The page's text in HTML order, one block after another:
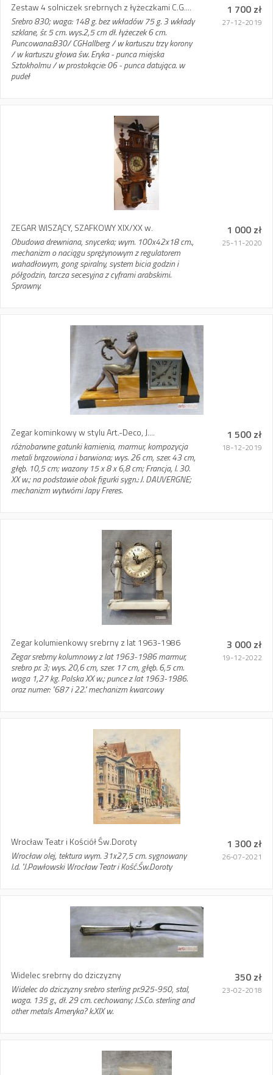
Zestaw 4 solniczek srebrnych z łyżeczkami C.G....
Srebro 830; waga: 148 g. bez wkładów 75 g. 3 wkłady
szklane, śr. 5 cm. wys.2,5 cm dł. łyżeczek 6 cm.
Puncowana:830/ CGHallberg / w kartuszu trzy korony
/ w kartuszu głowa św. Eryka - punca miejska
Sztokholmu / w prostokącie: 06 - punca datująca. w
pudeł
1 700 zł
27-12-2019
ZEGAR WISZĄCY, SZAFKOWY XIX/XX w.
Obudowa drewniana, snycerka; wym. 100x42x18 cm.,
mechanizm o naciągu sprężynowym z regulatorem
wahadłowym, gong spiralny, system bicia godzin i
półgodzin, tarcza secesyjna z cyframi arabskimi.
Sprawny.
1 000 zł
25-11-2020
Zegar kominkowy w stylu Art.-Deco, J....
różnobarwne gatunki kamienia, marmur, kompozycja
metali brązowiona i barwiona; wys. 26 cm, szer. 43 cm,
głęb. 10,5 cm; wazony 15 x 8 x 6,8 cm; Francja, l. 30.
XX w.; na podstawie obok figurki sygn.: J. DAUVERGNE;
mechanizm wytwórni Japy Freres.
1 500 zł
18-12-2019
Zegar kolumienkowy srebrny z lat 1963-1986
Zegar srebrny kolumnowy z lat 1963-1986 marmur,
srebro pr. 3; wys. 20,6 cm, szer. 17 cm, głęb. 6,5 cm.
waga 1,27 kg. Polska XX w.; punce z lat 1963-1986.
oraz numer: "687 i 22." mechanizm kwarcowy
3 000 zł
19-12-2022
Wrocław Teatr i Kościół Św.Doroty
Wrocław olej, tektura wym. 31x27,5 cm. sygnowany
l.d. "J.Pawłowski Wrocław Teatr i Kość.Św.Doroty
1 300 zł
26-07-2021
Widelec srebrny do dziczyzny
Widelec do dziczyzny srebro sterling pr.925-950, stal,
waga. 135 g., dł. 29 cm. cechowany; J.S.Co. sterling and
other metals Ameryka? k.XIX w.
350 zł
23-02-2018